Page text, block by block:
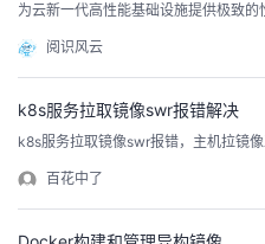
为云新一代高性能基础设施提供极致的
阅识风云
k8s服务拉取镜像swr报错解决
k8s服务拉取镜像swr报错，主机拉镜
百花中了